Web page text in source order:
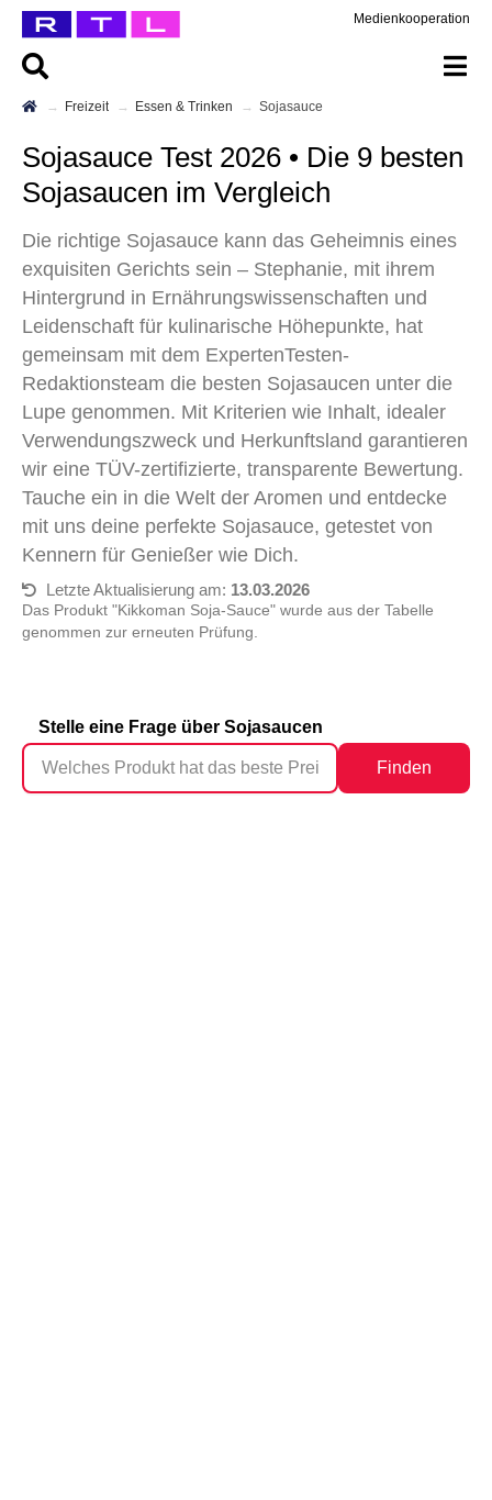
Medienkooperation
Freizeit Essen & Trinken Sojasauce
Sojasauce Test 2026 • Die 9 besten
Sojasaucen im Vergleich
Die richtige Sojasauce kann das Geheimnis eines
exquisiten Gerichts sein – Stephanie, mit ihrem
Hintergrund in Ernährungswissenschaften und
Leidenschaft für kulinarische Höhepunkte, hat
gemeinsam mit dem ExpertenTesten-
Redaktionsteam die besten Sojasaucen unter die
Lupe genommen. Mit Kriterien wie Inhalt, idealer
Verwendungszweck und Herkunftsland garantieren
wir eine TÜV-zertifizierte, transparente Bewertung.
Tauche ein in die Welt der Aromen und entdecke
mit uns deine perfekte Sojasauce, getestet von
Kennern für Genießer wie Dich.
Letzte Aktualisierung am: 13.03.2026
Das Produkt "Kikkoman Soja-Sauce" wurde aus der Tabelle
genommen zur erneuten Prüfung.
Stelle eine Frage über Sojasaucen
Finden